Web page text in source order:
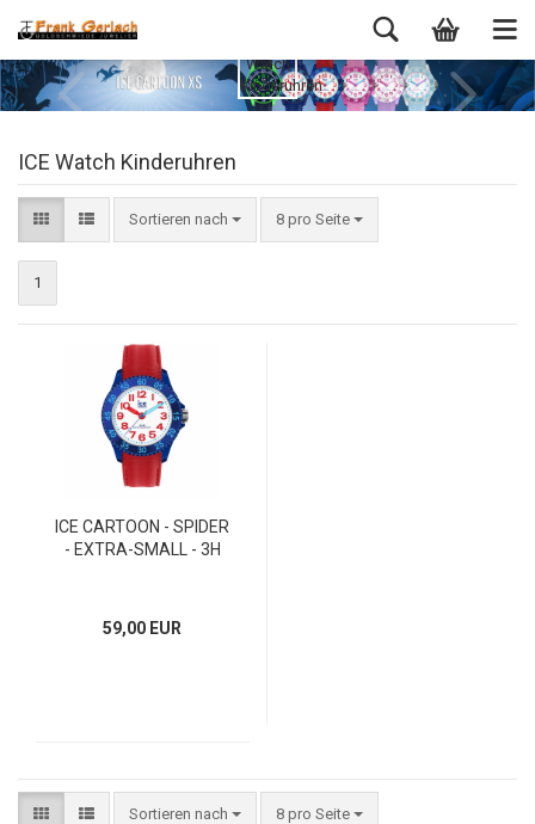
ICE Watch Kinderuhren
Sortieren nach 8 pro Seite
1
ICE CARTOON - SPIDER
- EXTRA-SMALL - 3H
59,00 EUR
Sortieren nach 8 pro Seite